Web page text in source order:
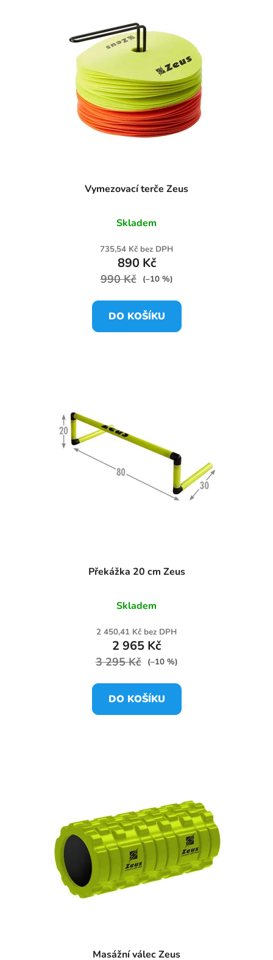
Vymezovací terče Zeus
Skladem
735,54 Kč bez DPH
890 Kč
990 Kč (–10 %)
DO KOŠÍKU
Překážka 20 cm Zeus
Skladem
2 450,41 Kč bez DPH
2 965 Kč
3 295 Kč (–10 %)
DO KOŠÍKU
Masážní válec Zeus